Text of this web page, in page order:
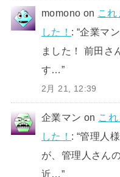
momono on こ
した！ : “企業マ
ました！ 前田さ
す…”
2月 21, 12:39
企業マン on こ
した！ : “管理人
が、管理人さん
近…”